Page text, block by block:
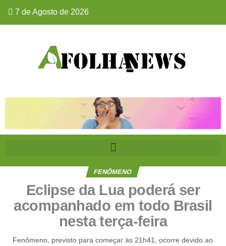
7 de Agosto de 2026
FENÔMENO
Eclipse da Lua poderá ser
acompanhado em todo Brasil
nesta terça-feira
Fenômeno, previsto para começar às 21h41, ocorre devido ao